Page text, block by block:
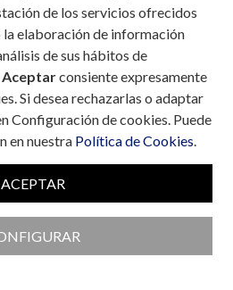
de los servicios ofrecidos
la elaboración de información
de sus hábitos de
Aceptarconsiente expresamente
Si desea rechazarlas o adaptar
Configuración de cookies. Puede
en nuestra Política de Cookies.
ACEPTAR
de actividad
de buenas prácticas y